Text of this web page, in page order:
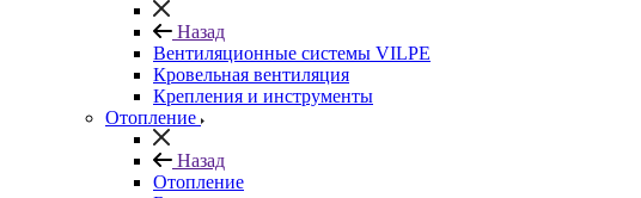
Назад
Вентиляционные системы VILPE
Кровельная вентиляция
Крепления и инструменты
Отопление
Назад
Отопление